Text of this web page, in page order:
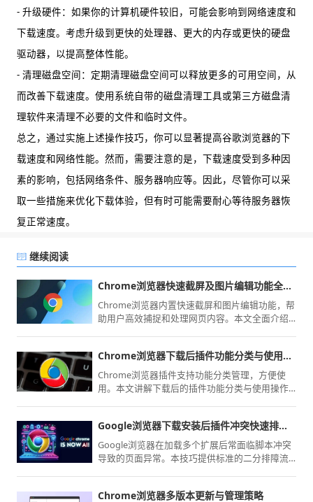
- 升级硬件：如果你的计算机硬件较旧，可能会影响到网络速度和
下载速度。考虑升级到更快的处理器、更大的内存或更快的硬盘
驱动器，以提高整体性能。
- 清理磁盘空间：定期清理磁盘空间可以释放更多的可用空间，从
而改善下载速度。使用系统自带的磁盘清理工具或第三方磁盘清
理软件来清理不必要的文件和临时文件。
总之，通过实施上述操作技巧，你可以显著提高谷歌浏览器的下
载速度和网络性能。然而，需要注意的是，下载速度受到多种因
素的影响，包括网络条件、服务器响应等。因此，尽管你可以采
取一些措施来优化下载体验，但有时可能需要耐心等待服务器恢
复正常速度。
继续阅读
Chrome浏览器快速截屏及图片编辑功能全面指南
Chrome浏览器内置快速截屏和图片编辑功能，帮
助用户高效捕捉和处理网页内容。本文全面介绍
Chrome浏览器下载后插件功能分类与使用操作方法
Chrome浏览器插件支持功能分类管理，方便使
用。本文讲解下载后的插件功能分类与使用操作
Google浏览器下载安装后插件冲突快速排查技巧
Google浏览器在加载多个扩展后常面临脚本冲突
导致的页面异常。本技巧提供标准的二分排障流
浏览器最原始的流畅质感与稳定性，从根源解决
Chrome浏览器多版本更新与管理策略